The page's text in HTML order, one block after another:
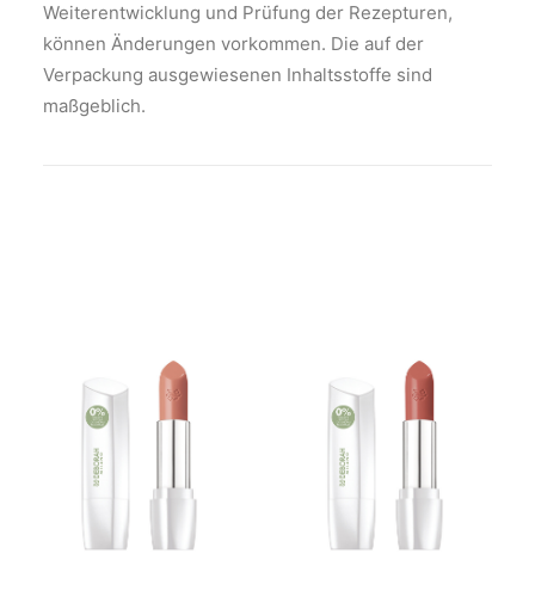
Weiterentwicklung und Prüfung der Rezepturen,
können Änderungen vorkommen. Die auf der
Verpackung ausgewiesenen Inhaltsstoffe sind
maßgeblich.